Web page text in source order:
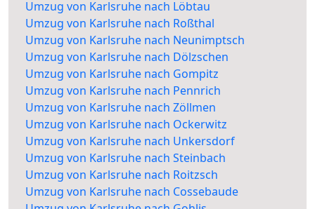
Umzug von Karlsruhe nach Löbtau
Umzug von Karlsruhe nach Roßthal
Umzug von Karlsruhe nach Neunimptsch
Umzug von Karlsruhe nach Dölzschen
Umzug von Karlsruhe nach Gompitz
Umzug von Karlsruhe nach Pennrich
Umzug von Karlsruhe nach Zöllmen
Umzug von Karlsruhe nach Ockerwitz
Umzug von Karlsruhe nach Unkersdorf
Umzug von Karlsruhe nach Steinbach
Umzug von Karlsruhe nach Roitzsch
Umzug von Karlsruhe nach Cossebaude